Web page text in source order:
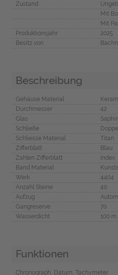
Zustand
Mit
Mit
Produktionsjahr
2025
Besitz von
Beschreibung
Gehäuse Material
Durchmesser
42
Glas
Schließe
Schliesse Material
Titan
Zifferblatt
Blau
Zahlen Zifferblatt
Index
Band Material
Werk
4404
Anzahl Steine
40
Aufzug
Gangreserve
70
Wasserdicht
100 m
Funktionen
Chronograph, Datum, Tachymeter